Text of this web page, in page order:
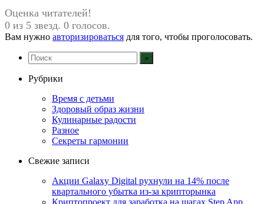
Оценка читателей!
0 из 5 звезд. 0 голосов.
Вам нужно авторизироваться для того, чтобы проголосовать.
Рубрики
Время с детьми
Здоровый образ жизни
Кулинарные радости
Разное
Секреты гармонии
Свежие записи
Акции Galaxy Digital рухнули на 14% после
квартального убытка из-за крипторынка
Криптопроект для заработка на шагах Step App